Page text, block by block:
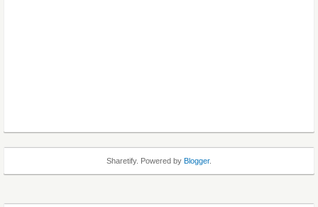
Sharetify. Powered by Blogger.